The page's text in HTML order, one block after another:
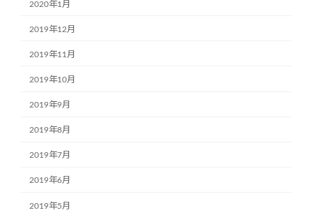
2020年1月
2019年12月
2019年11月
2019年10月
2019年9月
2019年8月
2019年7月
2019年6月
2019年5月